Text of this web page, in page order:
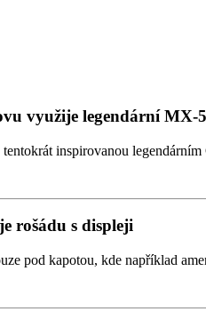
využije legendární MX-5
inspirovanou
rošádu s displeji
pod kapotou, kde například